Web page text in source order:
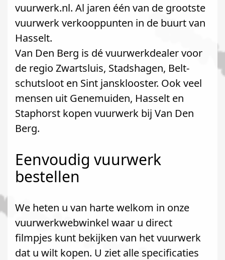
vuurwerk.nl. Al jaren één van de grootste
vuurwerk verkooppunten in de buurt van
Hasselt.
Van Den Berg is dé vuurwerkdealer voor
de regio Zwartsluis, Stadshagen, Belt-
schutsloot en Sint jansklooster. Ook veel
mensen uit Genemuiden, Hasselt en
Staphorst kopen vuurwerk bij Van Den
Berg.
Eenvoudig vuurwerk
bestellen
We heten u van harte welkom in onze
vuurwerkwebwinkel waar u direct
filmpjes kunt bekijken van het vuurwerk
dat u wilt kopen. U ziet alle specificaties